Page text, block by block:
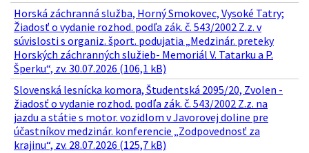
Horská záchranná služba, Horný Smokovec, Vysoké Tatry;
Žiadosť o vydanie rozhod. podľa zák. č. 543/2002 Z.z. v
súvislosti s organiz. šport. podujatia „Medzinár. preteky
Horských záchranných služieb- Memoriál V. Tatarku a P.
Šperku“, zv. 30.07.2026 (106,1 kB)
Slovenská lesnícka komora, Študentská 2095/20, Zvolen -
žiadosť o vydanie rozhod. podľa zák. č. 543/2002 Z.z. na
jazdu a státie s motor. vozidlom v Javorovej doline pre
účastníkov medzinár. konferencie „Zodpovednosť za
krajinu“, zv. 28.07.2026 (125,7 kB)